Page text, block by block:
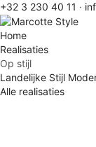
+32 3 230 40 11 ·
Home
Realisaties
Op stijl
Landelijke Stijl
Alle realisaties